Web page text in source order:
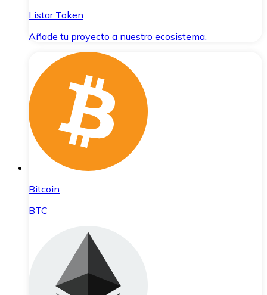
Listar Token
Añade tu proyecto a nuestro ecosistema.
Bitcoin
BTC